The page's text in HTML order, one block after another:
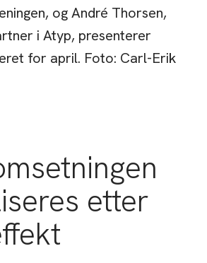
og André Thorsen,
i Atyp, presenterer
for april. Foto: Carl-Erik
etter